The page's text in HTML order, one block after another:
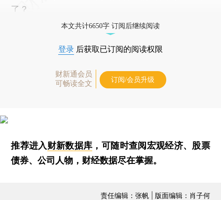
了？
本文共计6650字 订阅后继续阅读
登录 后获取已订阅的阅读权限
财新通会员
可畅读全文
订阅/会员升级
推荐进入财新数据库 ，可随时查阅宏观经济、股票
债券、公司人物，财经数据尽在掌握。
责任编辑：张帆 | 版面编辑：肖子何